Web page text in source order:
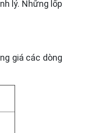
lý. Những lốp
giá các dòng